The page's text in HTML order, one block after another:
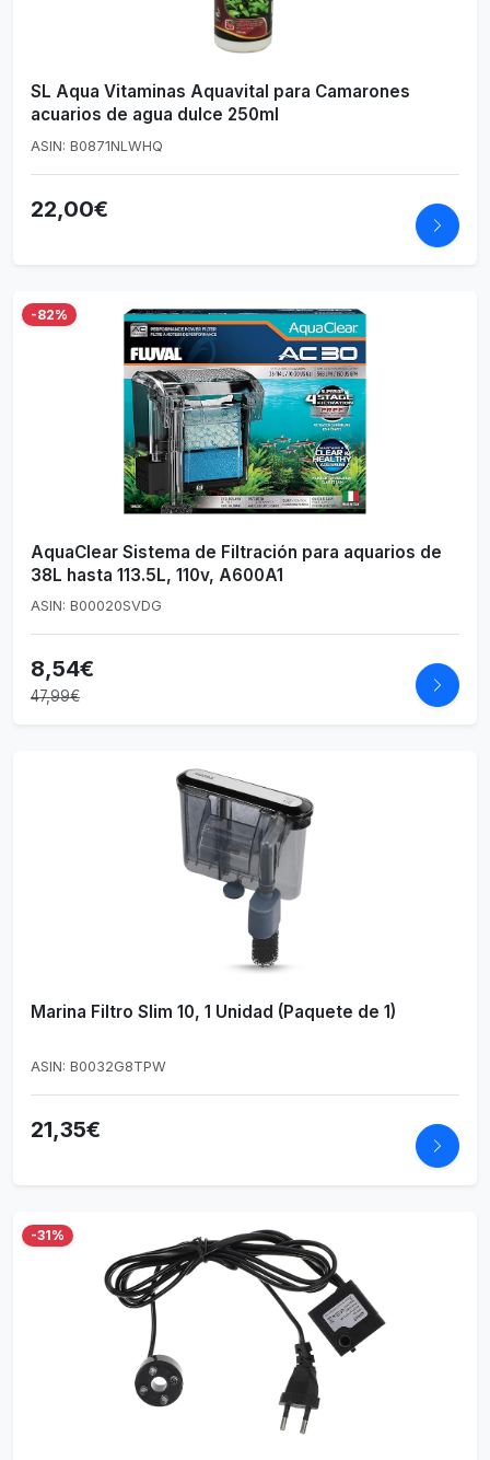
SL Aqua Vitaminas Aquavital para Camarones
acuarios de agua dulce 250ml
ASIN: B0871NLWHQ
22,00€
-82%
AquaClear Sistema de Filtración para aquarios de
38L hasta 113.5L, 110v, A600A1
ASIN: B00020SVDG
8,54€
47,99€
Marina Filtro Slim 10, 1 Unidad (Paquete de 1)
ASIN: B0032G8TPW
21,35€
-31%